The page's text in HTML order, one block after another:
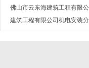
佛山市云东海建筑工程有限公
建筑工程有限公司机电安装分